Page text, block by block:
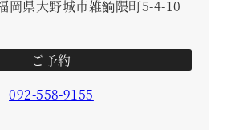
岡県大野城市雑餉隈町5-4-10
ご予約
092-558-9155